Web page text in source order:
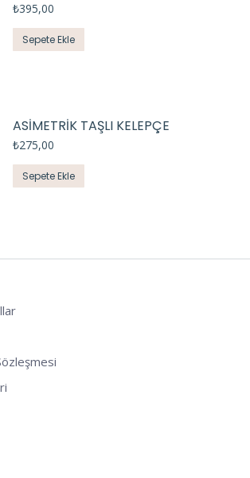
₺395,00
Sepete Ekle
ASİMETRİK TAŞLI KELEPÇE
₺275,00
Sepete Ekle